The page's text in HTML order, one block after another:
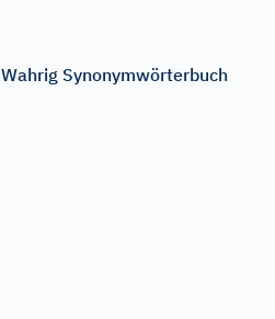
Synonymwörterbuch